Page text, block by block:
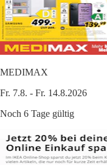
MEDIMAX
Fr. 7.8. - Fr. 14.8.2026
Noch 6 Tage gültig